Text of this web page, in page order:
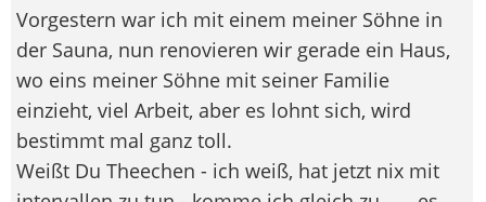
Vorgestern war ich mit einem meiner Söhne in
der Sauna, nun renovieren wir gerade ein Haus,
wo eins meiner Söhne mit seiner Familie
einzieht, viel Arbeit, aber es lohnt sich, wird
bestimmt mal ganz toll.
Weißt Du Theechen - ich weiß, hat jetzt nix mit